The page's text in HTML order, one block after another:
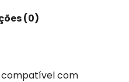
(0)
compatível com